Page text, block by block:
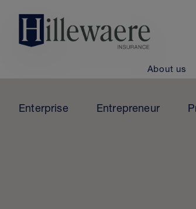
directly
website
Enterprise Entrepreneur
About us